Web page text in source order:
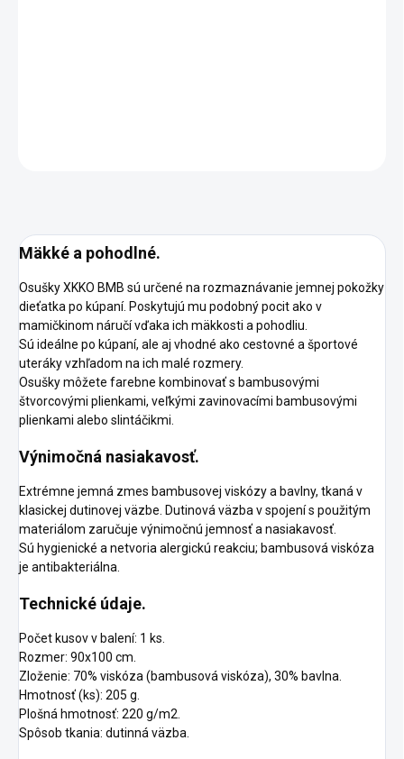
Mäkké a pohodlné.
Osušky XKKO BMB sú určené na rozmaznávanie jemnej pokožky
dieťatka po kúpaní. Poskytujú mu podobný pocit ako v
mamičkinom náručí vďaka ich mäkkosti a pohodliu.
Sú ideálne po kúpaní, ale aj vhodné ako cestovné a športové
uteráky vzhľadom na ich malé rozmery.
Osušky môžete farebne kombinovať s bambusovými
štvorcovými plienkami, veľkými zavinovacími bambusovými
plienkami alebo slintáčikmi.
Výnimočná nasiakavosť.
Extrémne jemná zmes bambusovej viskózy a bavlny, tkaná v
klasickej dutinovej väzbe. Dutinová väzba v spojení s použitým
materiálom zaručuje výnimočnú jemnosť a nasiakavosť.
Sú hygienické a netvoria alergickú reakciu; bambusová viskóza
je antibakteriálna.
Technické údaje.
Počet kusov v balení: 1 ks.
Rozmer: 90x100 cm.
Zloženie: 70% viskóza (bambusová viskóza), 30% bavlna.
Hmotnosť (ks): 205 g.
Plošná hmotnosť: 220 g/m2.
Spôsob tkania: dutinná väzba.